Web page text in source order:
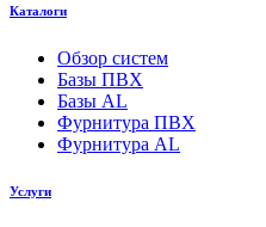
Каталоги
Обзор систем
Базы ПВХ
Базы AL
Фурнитура ПВХ
Фурнитура AL
Услуги